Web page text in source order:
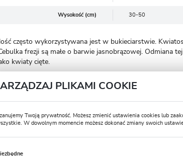
Wysokość (cm) 30-50
często wykorzystywana jest w bukieciarstwie.
frezji są małe o barwie jasnobrązowej. Odmiana
kwiaty cięte.
lub lekko zacienione.
próchnicy.
cebulki, zasadź je kierując spiczastą końcówką ku
sadzenia przypada od kwietnia do maja. Cebulki
PLIKAMI COOKIE
Twoją prywatność. Możesz zmienić ustawienia cookies lub
W dowolnym momencie możesz dokonać zmiany swoich